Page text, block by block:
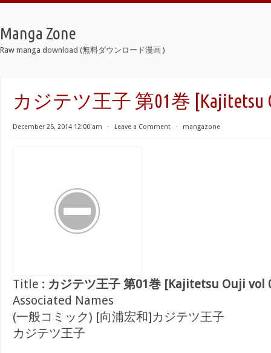
Manga Zone
Raw manga download (無料ダウンロード漫画 )
カジテツ王子 第01巻 [Kajitetsu
December 25, 2014 12:00 am ⋅ Leave a Comment ⋅ mangazone
Title : カジテツ王子 第01巻 [Kajitetsu Ouji vol
Associated Names
(一般コミック) [向浦宏和]カジテツ王子
カジテツ王子